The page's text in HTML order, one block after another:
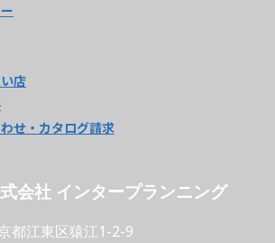
店
せ・カタログ請求
会社 インタープランニング
都江東区猿江1-2-9